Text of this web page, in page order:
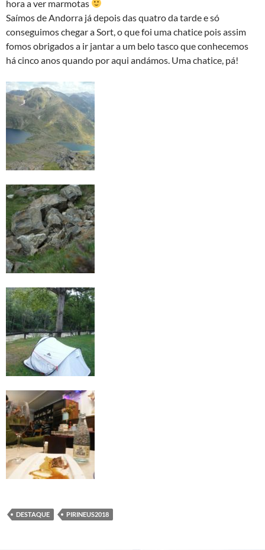
hora a ver marmotas
Saímos de Andorra já depois das quatro da tarde e só
conseguimos chegar a Sort, o que foi uma chatice pois assim
fomos obrigados a ir jantar a um belo tasco que conhecemos
há cinco anos quando por aqui andámos. Uma chatice, pá!
DESTAQUE PIRINEUS2018